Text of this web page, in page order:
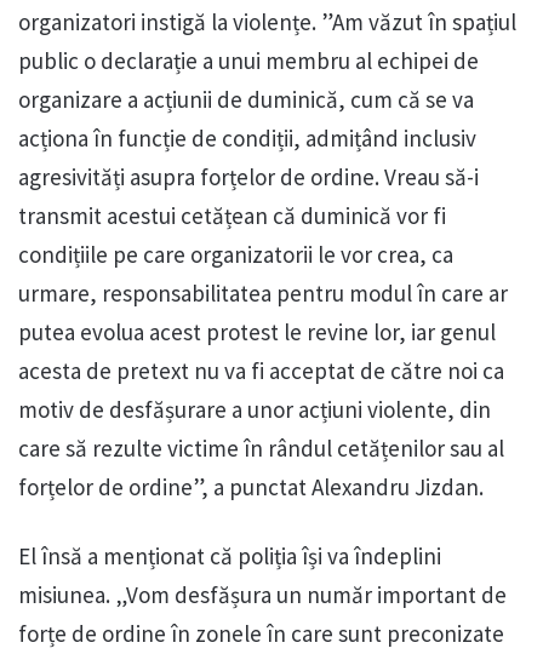
organizatori instigă la violențe. ”Am văzut în spațiul
public o declarație a unui membru al echipei de
organizare a acțiunii de duminică, cum că se va
acționa în funcție de condiții, admițând inclusiv
agresivități asupra forțelor de ordine. Vreau să-i
transmit acestui cetățean că duminică vor fi
condițiile pe care organizatorii le vor crea, ca
urmare, responsabilitatea pentru modul în care ar
putea evolua acest protest le revine lor, iar genul
acesta de pretext nu va fi acceptat de către noi ca
motiv de desfășurare a unor acțiuni violente, din
care să rezulte victime în rândul cetățenilor sau al
forțelor de ordine”, a punctat Alexandru Jizdan.
El însă a menționat că poliția își va îndeplini
misiunea. „Vom desfășura un număr important de
forțe de ordine în zonele în care sunt preconizate